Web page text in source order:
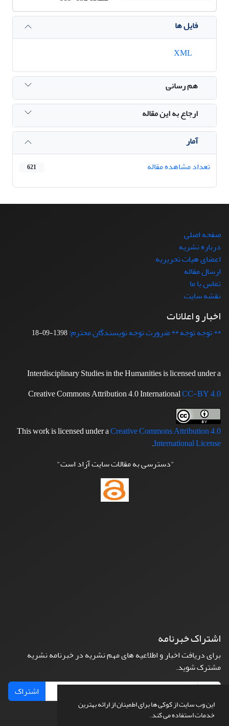
این وب سایت از کوکی ها برای اطمینان از ارائه بهترین
خدمات استفاده می کند.
فایل ها
هم رسانی
ارجاع به این مقاله
آمار
تعداد مشاهده مقاله
621
صفحه اصلی
درباره نشریه
اعضای هیات تحریریه
ارسال مقاله
تماس با ما
نقشه سایت
اخبار و اعلانات
** توجه توجه ** ضرورت توجه نویسندگان محترم:1398-09-18
Interdisciplinary Studies in the Humanities is licensed under a
Creative Commons Attribution 4.0 InternationalCC-BY 4.0
This work is licensed under aCreative Commons Attribution 4.0
International License
.
"دسترسی به مقالات سایت آزاد است"
اشتراک خبرنامه
برای دریافت اخبار و اطلاعیه های مهم نشریه در خبرنامه نشریه
مشترک شوید.
اشتراک